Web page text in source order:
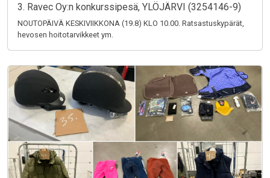
3. Ravec Oy:n konkurssipesä, YLÖJÄRVI (3254146-9)
NOUTOPÄIVÄ KESKIVIIKKONA (19.8) KLO 10.00. Ratsastuskypärät,
hevosen hoitotarvikkeet ym.